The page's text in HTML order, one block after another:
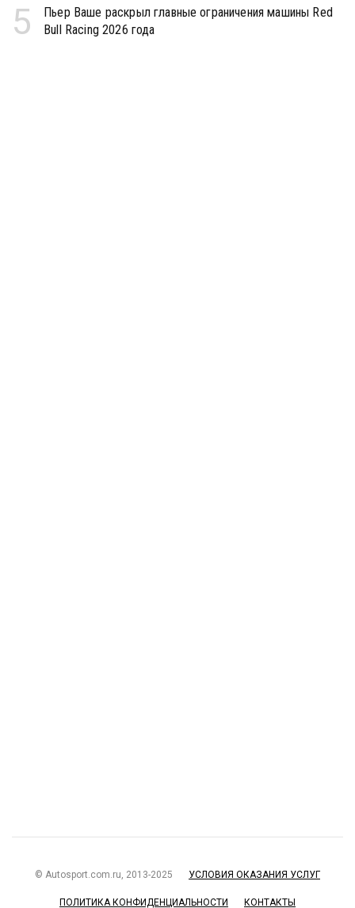
5
Пьер Ваше раскрыл главные ограничения машины Red
Bull Racing 2026 года
© Autosport.com.ru, 2013-2025 УСЛОВИЯ ОКАЗАНИЯ УСЛУГ
ПОЛИТИКА КОНФИДЕНЦИАЛЬНОСТИ КОНТАКТЫ